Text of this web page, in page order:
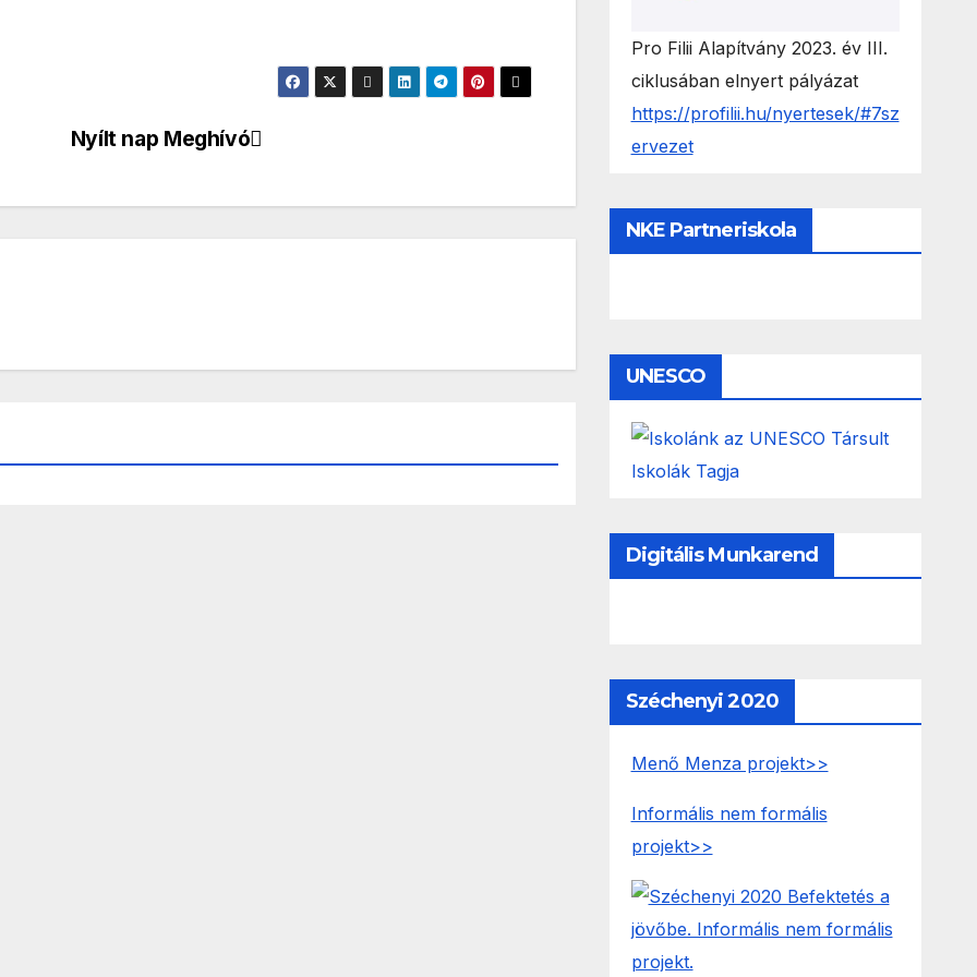
Nyílt nap Meghívó
Pro Filii Alapítvány 2023. év III.
ciklusában elnyert pályázat
https://profilii.hu/nyertesek/#7sz
ervezet
NKE Partneriskola
UNESCO
Digitális Munkarend
Széchenyi 2020
Menő Menza projekt>>
Informális nem formális
projekt>>